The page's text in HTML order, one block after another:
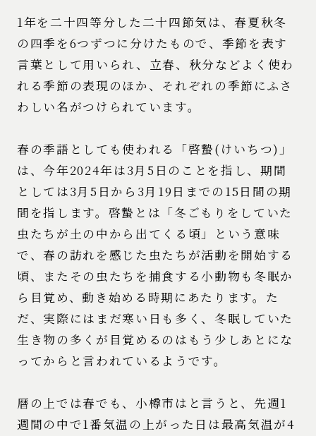
1年を二十四等分した二十四節気は、春夏秋冬
の四季を6つずつに分けたもので、季節を表す
言葉として用いられ、立春、秋分などよく使わ
れる季節の表現のほか、それぞれの季節にふさ
わしい名がつけられています。
春の季語としても使われる「啓蟄(けいちつ)」
は、今年2024年は3月5日のことを指し、期間
としては3月5日から3月19日までの15日間の期
間を指します。啓蟄とは「冬ごもりをしていた
虫たちが土の中から出てくる頃」という意味
で、春の訪れを感じた虫たちが活動を開始する
頃、またその虫たちを捕食する小動物も冬眠か
ら目覚め、動き始める時期にあたります。た
だ、実際にはまだ寒い日も多く、冬眠していた
生き物の多くが目覚めるのはもう少しあとにな
ってからと言われているようです。
暦の上では春でも、小樽市はと言うと、先週1
週間の中で1番気温の上がった日は最高気温が4